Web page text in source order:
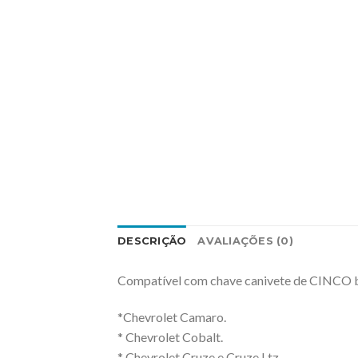
DESCRIÇÃO AVALIAÇÕES (0)
Compatível com chave canivete de CINCO
*Chevrolet Camaro.
* Chevrolet Cobalt.